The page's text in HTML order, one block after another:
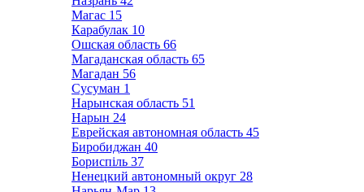
Магас 15
Карабулак 10
Ошская область 66
Магаданская область 65
Магадан 56
Сусуман 1
Нарынская область 51
Нарын 24
Еврейская автономная область 45
Биробиджан 40
Бориспіль 37
Ненецкий автономный округ 28